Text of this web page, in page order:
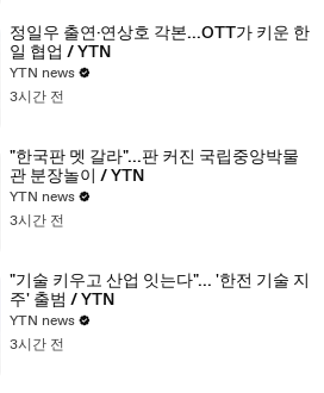
정일우 출연·연상호 각본...OTT가 키운 한
일 협업 / YTN
YTN news
3시간 전
"한국판 멧 갈라"...판 커진 국립중앙박물
관 분장놀이 / YTN
YTN news
3시간 전
"기술 키우고 산업 잇는다"... '한전 기술 지
주' 출범 / YTN
YTN news
3시간 전